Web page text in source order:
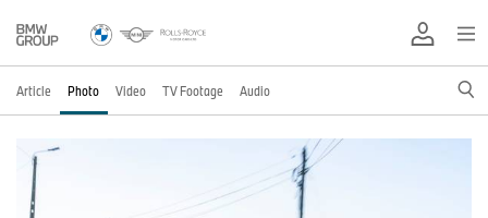
Article Photo Video TV Footage Audio